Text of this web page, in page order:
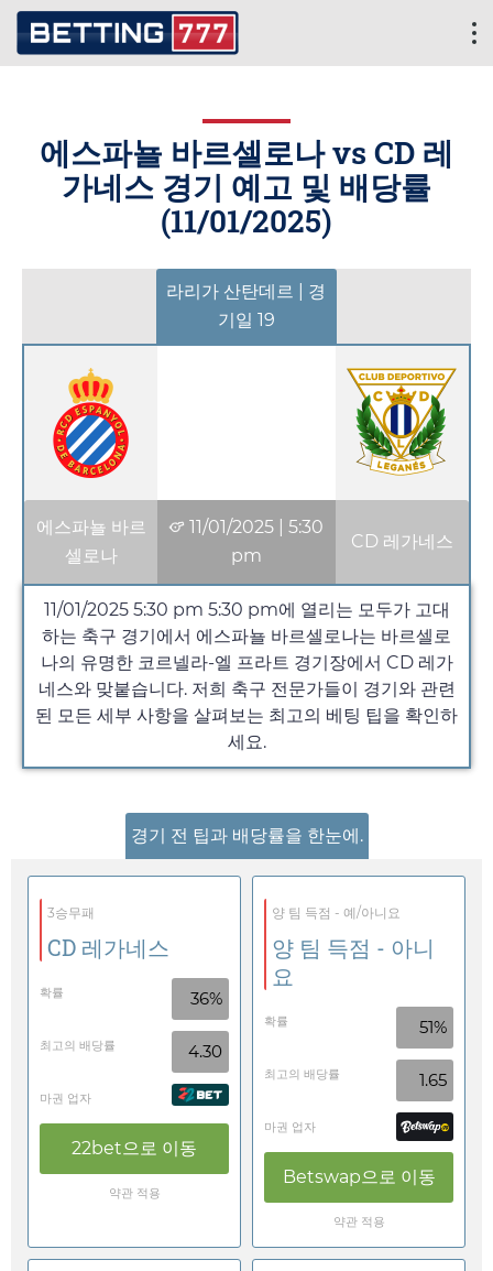
에스파뇰 바르셀로나 vs CD 레
가네스 경기 예고 및 배당률
(11/01/2025)
라리가 산탄데르 | 경
기일 19
에스파뇰 바르
셀로나
11/01/2025 |5:30
pm
CD 레가네스
11/01/2025 5:30 pm 5:30 pm에 열리는 모두가 고대
하는 축구 경기에서 에스파뇰 바르셀로나는 바르셀로
나의 유명한 코르넬라-엘 프라트 경기장에서 CD 레가
네스와 맞붙습니다. 저희 축구 전문가들이 경기와 관련
된 모든 세부 사항을 살펴보는 최고의 베팅 팁을 확인하
세요.
경기 전 팁과 배당률을 한눈에.
3승무패
CD 레가네스
확률 36%
최고의 배당률 4.30
마권 업자
22bet으로 이동
약관 적용
양 팀 득점 - 예/아니요
양 팀 득점 - 아니
요
확률 51%
최고의 배당률 1.65
마권 업자
Betswap으로 이동
약관 적용